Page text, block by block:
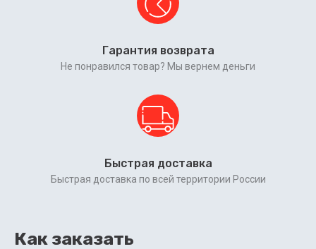
Гарантия возврата
Не понравился товар? Мы вернем деньги
Быстрая доставка
Быстрая доставка по всей территории России
Как заказать